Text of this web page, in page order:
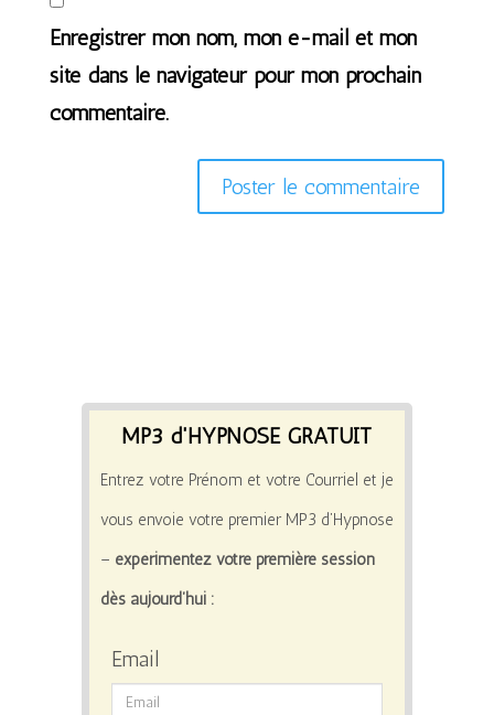
Enregistrer mon nom, mon e-mail et mon
site dans le navigateur pour mon prochain
commentaire.
MP3 d'HYPNOSE GRATUIT
Entrez votre Prénom et votre Courriel et je
vous envoie votre premier MP3 d’Hypnose
– expérimentez votre première session
dès aujourd’hui :
Email